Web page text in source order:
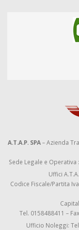
A.T.A.P. SPA– Azienda
Sede Legale e
Uffici
Codice Fiscale/Partita
Tel. 0158488411 –
Ufficio Noleggi: